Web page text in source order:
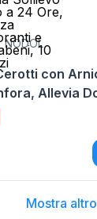
a 24 Ore,
e
10
NODOL
con
Allevia
e
Mostra altro